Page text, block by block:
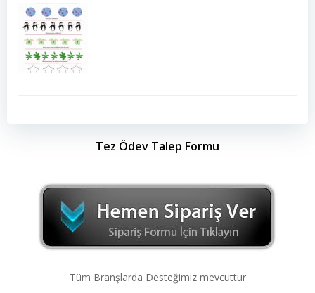
Tez Ödev Talep Formu
Tüm Branşlarda Desteğimiz mevcuttur